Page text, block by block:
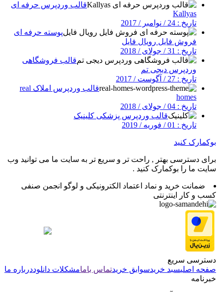
قالب وردپرس حرفه ای
Kallyas
تاریخ : 24 / نوامبر / 2017
پوسته حرفه ای
فروش فایل رویال فایل
تاریخ : 31 / جولای / 2018
قالب فروشگاهی
وردپرس دیجی تم
تاریخ : 27 / آگوست / 2017
قالب وردپرس املاک real
homes
تاریخ : 04 / جولای / 2018
قالب وردپرس پزشکی کلینیک
تاریخ : 01 / فوریه / 2019
بوکمارک کنید
برای دسترسی بهتر , راحت تر و سریع تر به سایت ما می توانید وب
سایت ما را بوکمارک کنید .
ضمانت خرید و نماد اعتماد الکترونیکی و لوگو انجمن صنفی
کسب و کار اینترنتی
دسترسی سریع
صفحه اصلیسبد خریدسوابق خریدتماس بامامشکلات دانلوددرباره ما
خبرنامه